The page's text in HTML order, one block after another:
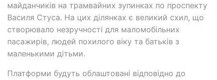
майданчиків на трамвайних зупинках по проспекту
Василя Стуса. На цих ділянках є великий схил, що
створювало незручності для маломобільних
пасажирів, людей похилого віку та батьків з
маленькими дітьми.
Платформи будуть облаштовані відповідно до